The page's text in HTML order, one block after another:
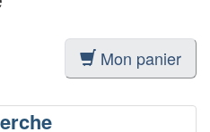
Mon panier